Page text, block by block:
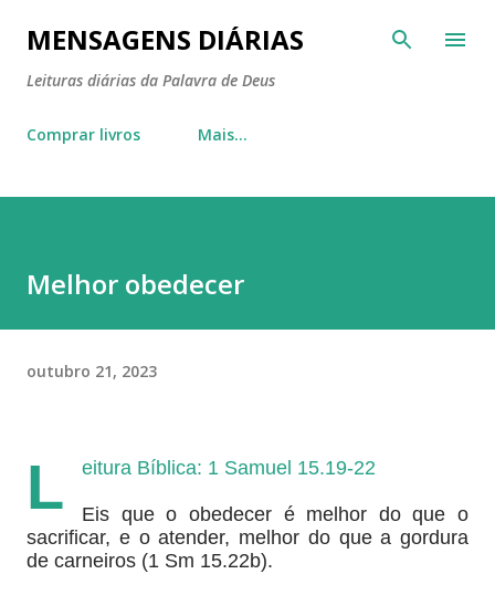
Pular para o conteúdo principal
MENSAGENS DIÁRIAS
Leituras diárias da Palavra de Deus
Comprar livros Mais…
Melhor obedecer
outubro 21, 2023
L eitura Bíblica: 1 Samuel 15.19-22
Eis que o obedecer é melhor do que o
sacrificar, e o atender, melhor do que a gordura
de carneiros (1 Sm 15.22b).